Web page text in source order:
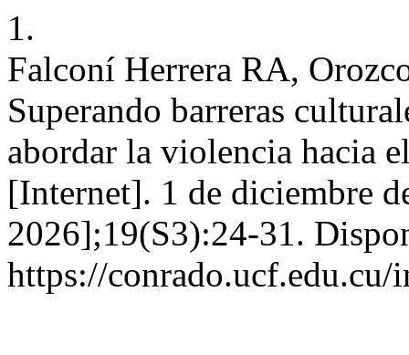
1.
Falconí Herrera RA,
Superando barreras
abordar la violencia hacia
[Internet]. 1 de diciembre
2026];19(S3):24-31.
https://